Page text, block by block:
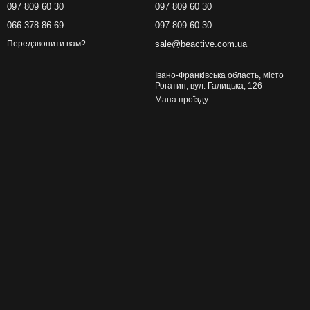
097 809 60 30
066 378 86 69
Передзвонити вам?
097 809 60 30
097 809 60 30
sale@beactive.com.ua
Івано-Франківська область, місто
Рогатин, вул. Галицька, 126
Мапа проїзду